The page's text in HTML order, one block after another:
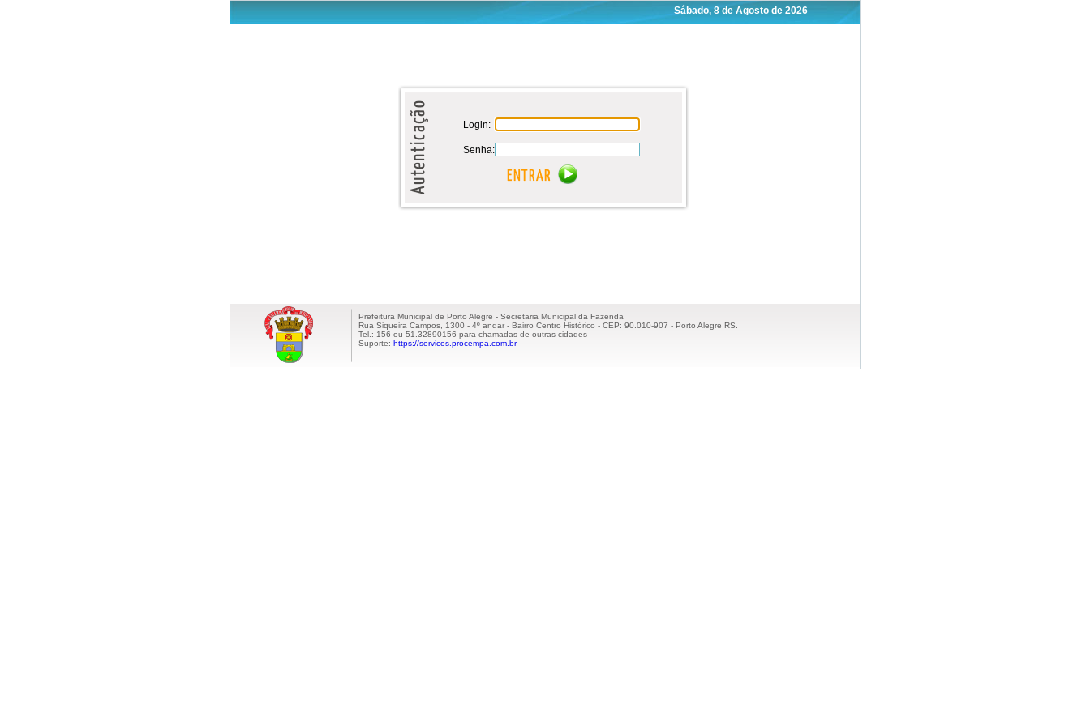
Sábado, 8 de Agosto de 2026
Login:
Senha:
Prefeitura Municipal de Porto Alegre - Secretaria Municipal da Fazenda
Rua Siqueira Campos, 1300 - 4º andar - Bairro Centro Histórico - CEP: 90.010-907 - Porto Alegre RS.
Tel.: 156 ou 51.32890156 para chamadas de outras cidades
Suporte: https://servicos.procempa.com.br